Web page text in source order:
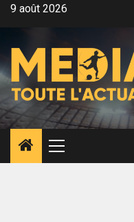
Aller9 août 2026
Menu
principal